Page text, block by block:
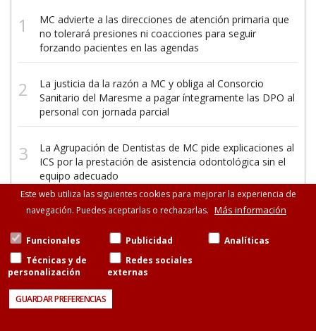
MC advierte a las direcciones de atención primaria que
no tolerará presiones ni coacciones para seguir
forzando pacientes en las agendas
La justicia da la razón a MC y obliga al Consorcio
Sanitario del Maresme a pagar íntegramente las DPO al
personal con jornada parcial
La Agrupación de Dentistas de MC pide explicaciones al
ICS por la prestación de asistencia odontológica sin el
equipo adecuado
©Metges de CatalunyaConsell de Cent, 471-475, esc.B entresuelo, 08013
Barcelona 93 265 11 77 · 93 585 13 88
Este web utiliza las siguientes cookies para mejorar la experiencia de
navegación. Puedes aceptarlas o rechazarlas. Más información
Funcionales Publicidad
Analíticas
Técnicas y de
personalización
Redes sociales
externas
GUARDAR PREFERENCIAS